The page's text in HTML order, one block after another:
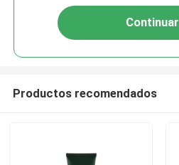
Continuar
Productos recomendados